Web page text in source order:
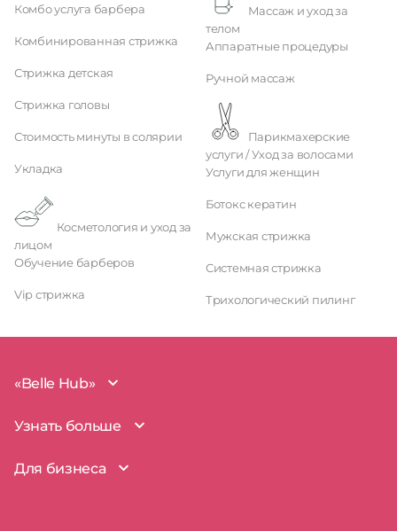
Комбо услуга барбера
Комбинированная стрижка
Стрижка детская
Стрижка головы
Стоимость минуты в солярии
Укладка
лицом
Обучение барберов
Vip стрижка
телом
Аппаратные процедуры
Ручной массаж
услуги / Уход за волосами
Услуги для женщин
Ботокс кератин
Мужская стрижка
Системная стрижка
Трихологический пилинг
«Belle Hub»
О проекте
Наша команда
Узнать больше
BelleHub для вас
Для бизнеса